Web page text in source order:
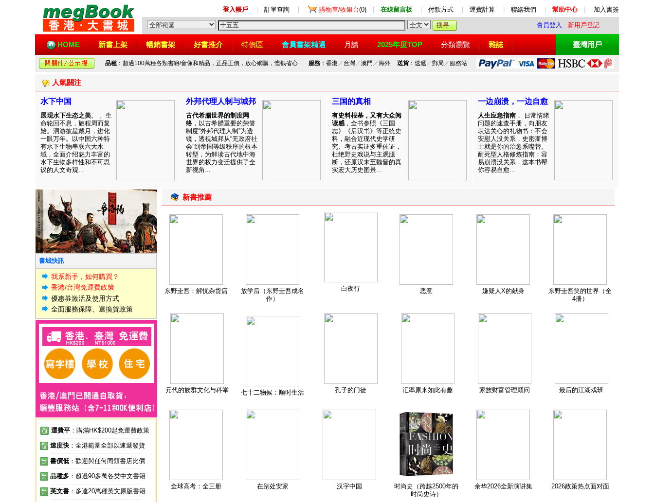
登入帳戶 訂單查詢 購物車/收銀台(0) 在線留言板 付款方式 運費計算 聯絡我們 幫助中心 加入書簽
會員登入 新用戶登記
HOME 新書上架 暢銷書架 好書推介 特價區 會員書架精選 月讀 2025年度TOP 分類瀏覽 雜誌 臺灣用戶
品種 ：超過100萬種各類書籍/音像和精品，正品正價，放心網購，悭钱省心 服務：香港／ 台灣／澳門 ／海外 送貨：速遞 ／郵局 ／ 服務站
人氣關注
水下中国
展现水下生态之美。 。生
命轮回不息，旅程周而复
始。洄游披星戴月，进化
一眼万年。以中国六种特
有水下生物串联六大水
域，全面介绍魅力丰富的
水下生物多样性和不可思
议的人文奇观...
外邦代理人制与城邦
古代希腊世界的制度网
络 ，以古希腊重要的荣誉
制度“外邦代理人制”为透
镜，透视城邦从“无政府社
会”到帝国等级秩序的根本
转型，为解读古代地中海
世界的权力变迁提供了全
新视角...
三国的真相
有史料根基，又有大众阅
读感 ，全书参照《三国
志》《后汉书》等正统史
料，融合近现代史学研
究、考古实证多重佐证，
杜绝野史戏说与主观臆
断，还原汉末至魏晋的真
实宏大历史图景...
一边崩溃，一边自愈
人生应急指南 ， 日常情绪
问题的速查手册，向朋友
表达关心的礼物书：不会
安慰人没关系，史密斯博
士就是你的治愈系嘴替。
耐死型人格修炼指南：容
易崩溃没关系，这本书帮
你容易自愈...
書城快訊
我系新手，如何購買？
香港/台灣免運費政策
優惠券激活及使用方式
全面服務保障、退換貨政策
運費平 ：購滿HK$200起免運費政策
速度快 ：全港範圍全部以速遞發貨
書價低 ：歡迎與任何同類書店比價
品種多 ：超過90多萬各类中文書籍
英文書 ：多達20萬種英文原版書籍
新書推薦
东野圭吾：解忧杂货店
放学后（东野圭吾成名
作）
白夜行 恶意 嫌疑人X的献身
东野圭吾笑的世界（全
4册）
元代的族群文化与科举 七十二物候：顺时生活 孔子的门徒 汇率原来如此有趣 家族财富管理顾问 最后的江湖戏班
全球高考：全三册 在别处安家 汉字中国
时尚史（跨越2500年的
时尚史诗）
余华2026全新演讲集 2026政策热点面对面